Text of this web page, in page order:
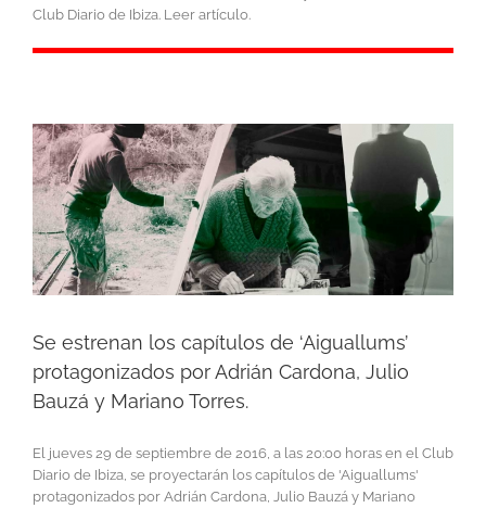
Club Diario de Ibiza. Leer artículo.
Se estrenan los capítulos de ‘Aiguallums’
protagonizados por Adrián Cardona, Julio
Bauzá y Mariano Torres.
El jueves 29 de septiembre de 2016, a las 20:00 horas en el Club
Diario de Ibiza, se proyectarán los capítulos de 'Aiguallums'
protagonizados por Adrián Cardona, Julio Bauzá y Mariano